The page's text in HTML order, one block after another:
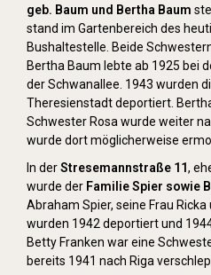
geb. Baum und Bertha Baum
stand im Gartenbereich des
Bushaltestelle. Beide
Bertha Baum lebte ab 1925 bei
der Schwanallee. 1943 wurden
Theresienstadt deportiert.
Schwester Rosa wurde weiter
wurde dort möglicherweise
In derStresemannstraße 11,
wurde der Familie Spier sowie
Abraham Spier, seine Frau
wurden 1942 deportiert und
Betty Franken war eine
bereits 1941 nach Riga